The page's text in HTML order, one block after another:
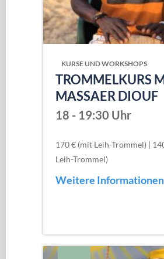
KURSE UND WORKSHOPS
TROMMELKURS
MASSAER DIOUF
18 - 19:30 Uhr
170 € (mit Leih-Trommel) |
Leih-Trommel)
Weitere Informationen